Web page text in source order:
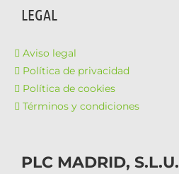
LEGAL
Aviso legal
Política de privacidad
Política de cookies
Términos y condiciones
PLC MADRID, S.L.U.